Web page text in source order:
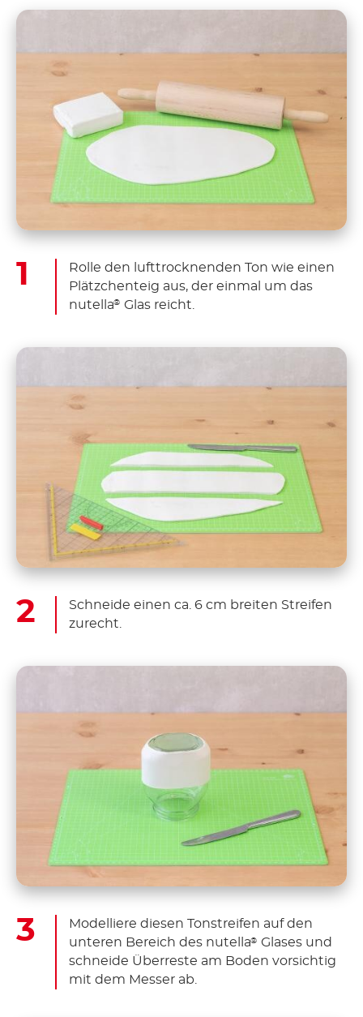
Rolle den lufttrocknenden Ton wie einen
Plätzchenteig aus, der einmal um das
nutella® Glas reicht.
Schneide einen ca. 6 cm breiten Streifen
zurecht.
Modelliere diesen Tonstreifen auf den
unteren Bereich des nutella® Glases und
schneide Überreste am Boden vorsichtig
mit dem Messer ab.